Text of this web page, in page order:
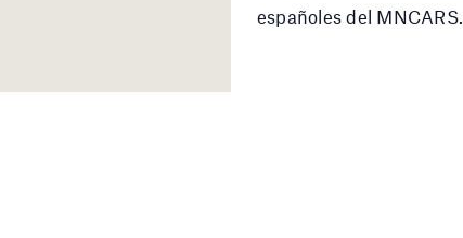
españoles del MNCARS.